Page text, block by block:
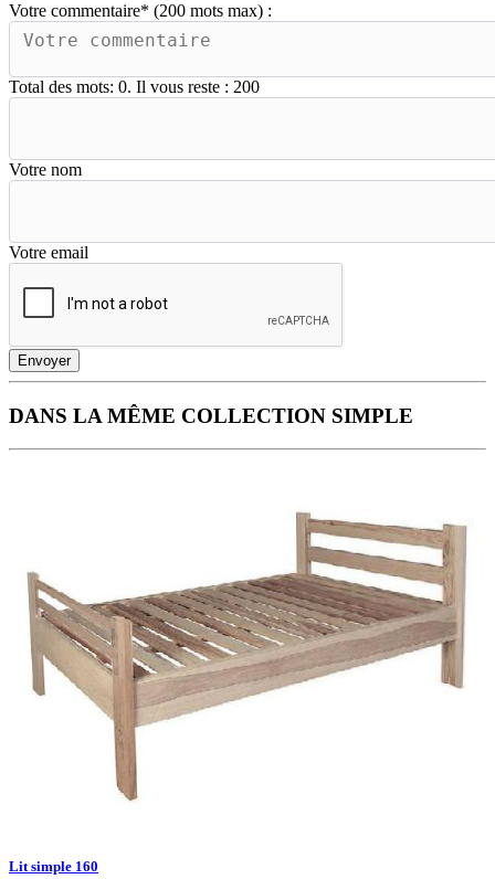
Votre commentaire* (200 mots max) :
Total des mots: 0. Il vous reste : 200
Votre nom
Votre email
Envoyer
DANS LA MÊME COLLECTION SIMPLE
Lit simple 160